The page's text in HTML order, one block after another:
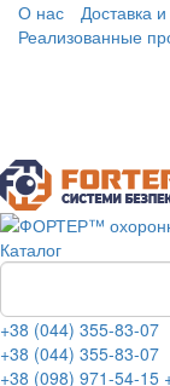
О нас Доставка
Реализованные
Каталог
+38 (044) 355-83-07
+38 (044) 355-83-07
+38 (098) 971-54-15